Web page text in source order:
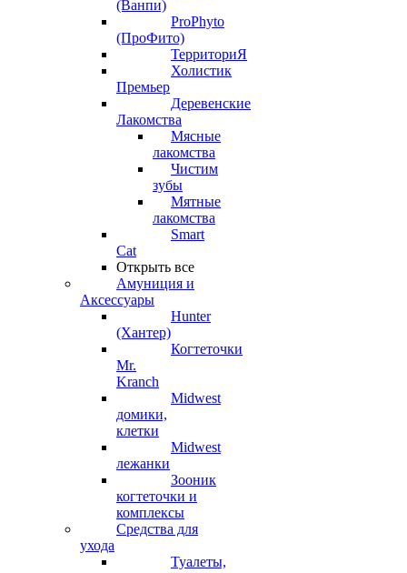
(Ванпи)
ProPhyto
(ПроФито)
ТерриториЯ
Холистик
Премьер
Деревенские
Лакомства
Мясные
лакомства
Чистим
зубы
Мятные
лакомства
Smart
Cat
Открыть все
Амуниция и
Аксессуары
Hunter
(Хантер)
Когтеточки
Mr.
Kranch
Midwest
домики,
клетки
Midwest
лежанки
Зооник
когтеточки и
комплексы
Средства для
ухода
Туалеты,